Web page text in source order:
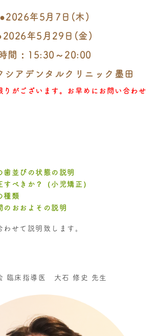
●2026年5月7日(木)
2026年5月29日(金)
間：15:30～20:00
シアデンタルクリニック墨田
がございます。お早めにお問い合わせ
歯並びの状態の説明
すべきか？（小児矯正）
種類
のおおよその説明
わせて説明致します。
臨床指導医 大石 修史 先生